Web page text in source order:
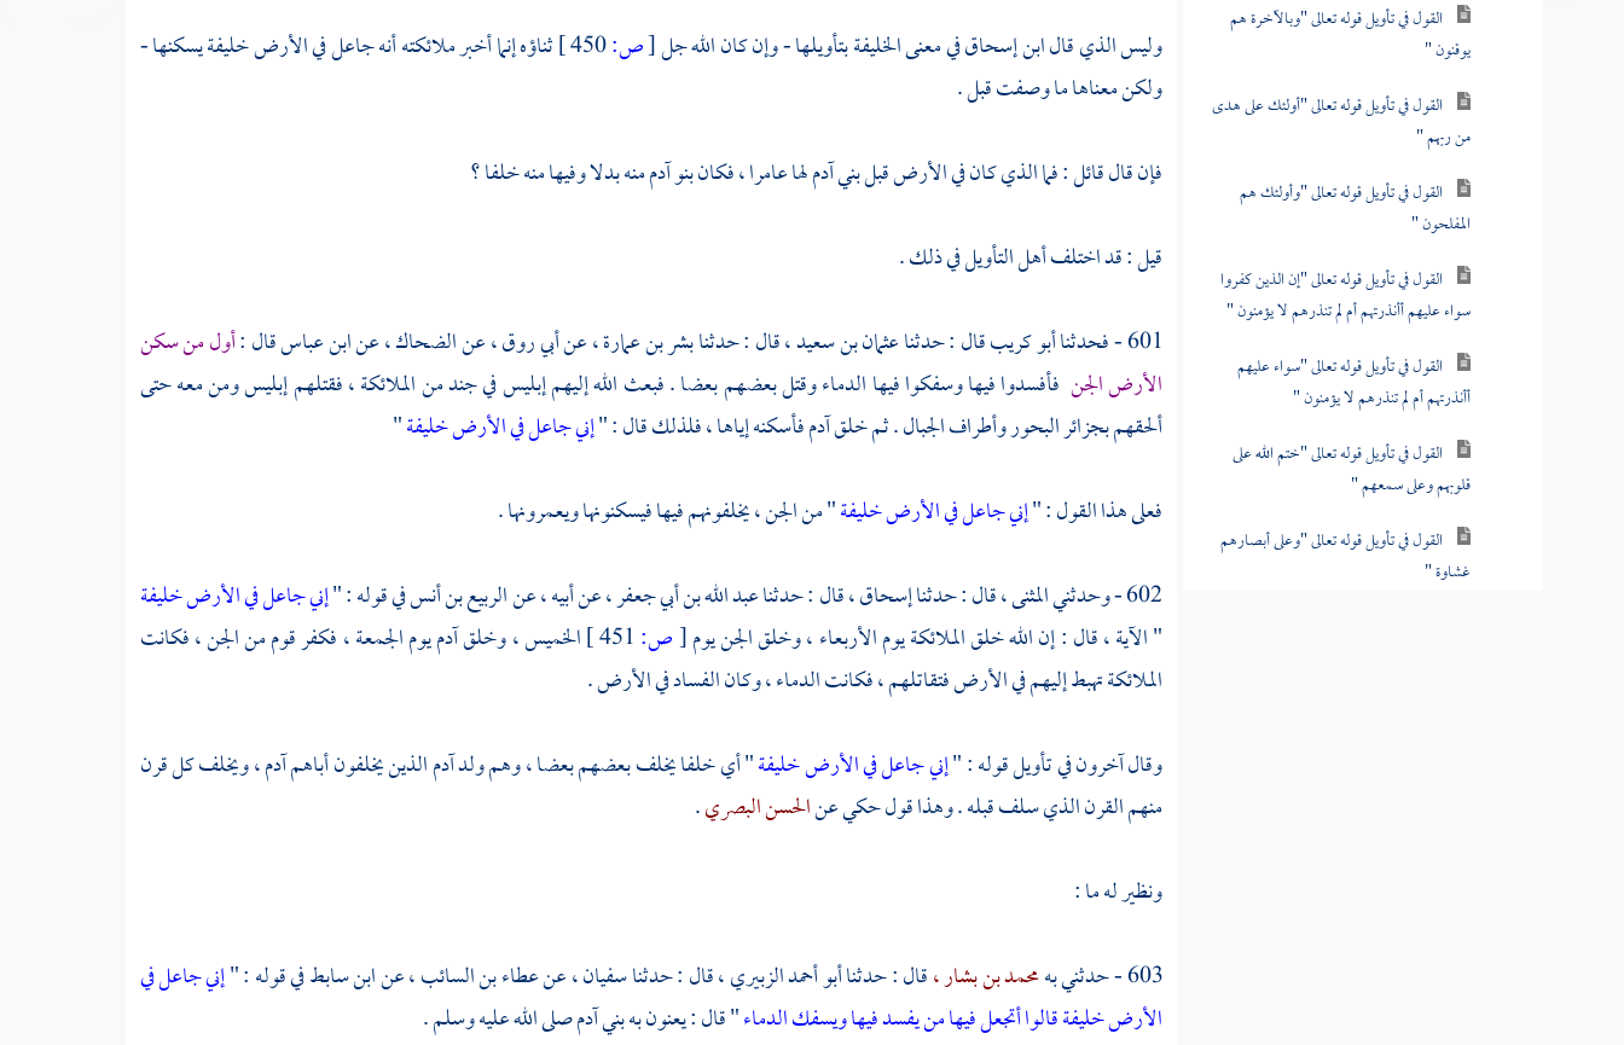
القول في تأويل قوله تعالى "وبالآخرة هم
يوقنون "
القول في تأويل قوله تعالى "أولئك على هدى
من ربهم "
القول في تأويل قوله تعالى "وأولئك هم
المفلحون "
القول في تأويل قوله تعالى "إن الذين كفروا
سواء عليهم أأنذرتهم أم لم تنذرهم لا يؤمنون "
القول في تأويل قوله تعالى "سواء عليهم
أأنذرتهم أم لم تنذرهم لا يؤمنون "
القول في تأويل قوله تعالى "ختم الله على
قلوبهم وعلى سمعهم "
القول في تأويل قوله تعالى "وعلى أبصارهم
غشاوة "
وليس الذي قالابن إسحاقفي معنى الخليفة بتأويلها - وإن كان الله جل[ص:
ثناؤه إنما أخبر ملائكته أنه جاعل في الأرض خليفة يسكنها -
ولكن معناها ما وصفت قبل .
فإن قال قائل : فما الذي كان في الأرض قبل بني آدم لها عامرا ، فكان بنو آدم منه بدلا وفيها منه خلفا ؟
قيل : قد اختلف أهل التأويل في ذلك .
601 - فحدثنا
أبو كريبقال : حدثناعثمان بن سعيد، قال : حدثنابشر بن عمارة ،عنأبي روق ،عنالضحاك، عنابن عباسقال :أول من سكن
الأرض الجن فأفسدوا فيها وسفكوا فيها الدماء وقتل بعضهم بعضا . فبعث الله إليهم إبليس في جند من الملائكة ، فقتلهم إبليس ومن معه حتى
ألحقهم بجزائر البحور وأطراف الجبال . ثم خلق آدم فأسكنه إياها ، فلذلك قال : "إني جاعل في الأرض خليفة"
فعلى هذا القول : "إني جاعل في الأرض خليفة" من الجن ، يخلفونهم فيها فيسكنونها ويعمرونها .
602 - وحدثني
المثنى ،قال : حدثناإسحاق، قال : حدثناعبد الله بن أبي جعفر ،عن أبيه ، عنالربيع بن أنسفي قوله : "إني جاعل في الأرض خليفة
" الآية ، قال : إن الله خلق الملائكة يوم الأربعاء ، وخلق الجن يوم[ص:
الخميس ، وخلق آدم يوم الجمعة ، فكفر قوم من الجن ، فكانت
الملائكة تهبط إليهم في الأرض فتقاتلهم ، فكانت الدماء ، وكان الفساد في الأرض .
وقال آخرون في تأويل قوله : "إني جاعل في الأرض خليفة" أي خلفا يخلف بعضهم بعضا ، وهم ولدآدمالذين يخلفون أباهمآدم، ويخلف كل قرن
منهم القرن الذي سلف قبله . وهذا قول حكي عنالحسن البصري.
ونظير له ما :
603 - حدثني به
محمد بن بشار ،قال : حدثناأبو أحمد الزبيري، قال : حدثناسفيان ،عنعطاء بن السائب ،عنابن سابطفي قوله : "إني جاعل في
الأرض خليفة قالوا أتجعل فيها من يفسد فيها ويسفك الدماء" قال : يعنون به بنيآدمصلى الله عليه وسلم .